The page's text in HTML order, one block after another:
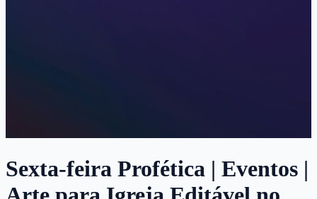
Sexta-feira Profética | Eventos |